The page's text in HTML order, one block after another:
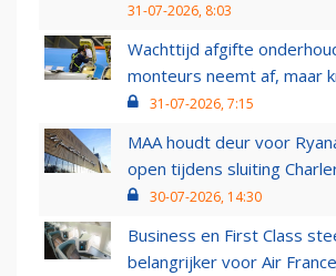
31-07-2026, 8:03
Wachttijd afgifte
monteurs neemt af, maar
31-07-2026, 7:15
MAA houdt deur voor
open tijdens sluiting
30-07-2026, 14:30
Business en First Class
belangrijker voor Air